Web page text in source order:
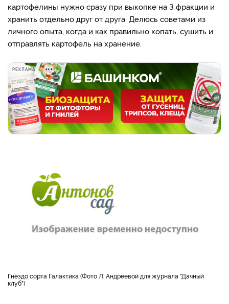
картофелины нужно сразу при выкопке на 3 фракции и
хранить отдельно друг от друга. Делюсь советами из
личного опыта, когда и как правильно копать, сушить и
отправлять картофель на хранение.
РЕКЛАМА
Гнездо сорта Галактика (Фото Л. Андреевой для журнала "Дачный
клуб")